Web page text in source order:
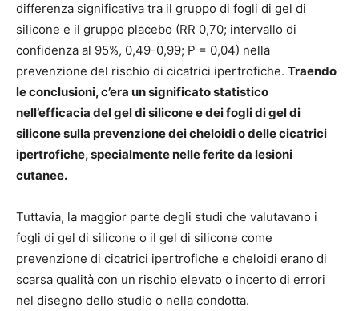
differenza significativa tra il gruppo di fogli di gel di
silicone e il gruppo placebo (RR 0,70; intervallo di
confidenza al 95%, 0,49-0,99; P = 0,04) nella
prevenzione del rischio di cicatrici ipertrofiche. Traendo
le conclusioni, c’era un significato statistico
nell’efficacia del gel di silicone e dei fogli di gel di
silicone sulla prevenzione dei cheloidi o delle cicatrici
ipertrofiche, specialmente nelle ferite da lesioni
cutanee.
Tuttavia, la maggior parte degli studi che valutavano i
fogli di gel di silicone o il gel di silicone come
prevenzione di cicatrici ipertrofiche e cheloidi erano di
scarsa qualità con un rischio elevato o incerto di errori
nel disegno dello studio o nella condotta.